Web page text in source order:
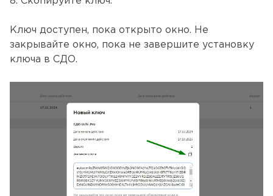
Ключ доступен, пока открыто окно. Не
закрывайте окно, пока не завершите установку
ключа в СДО.